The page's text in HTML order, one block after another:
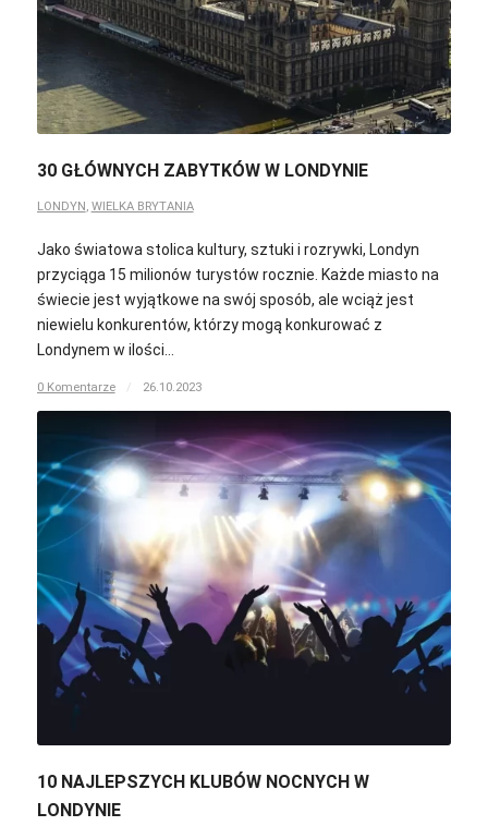
30 GŁÓWNYCH ZABYTKÓW W LONDYNIE
LONDYN, WIELKA BRYTANIA
Jako światowa stolica kultury, sztuki i rozrywki, Londyn
przyciąga 15 milionów turystów rocznie. Każde miasto na
świecie jest wyjątkowe na swój sposób, ale wciąż jest
niewielu konkurentów, którzy mogą konkurować z
Londynem w ilości…
0 Komentarze / 26.10.2023
10 NAJLEPSZYCH KLUBÓW NOCNYCH W
LONDYNIE